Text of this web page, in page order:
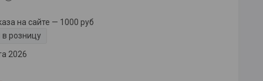
на сайте — 1000 руб
розницу
2026